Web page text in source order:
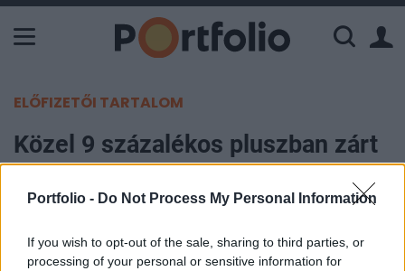
Portfolio - Do Not Process My Personal Information
If you wish to opt-out of the sale, sharing to third parties, or
processing of your personal or sensitive information for
ELŐFIZETŐI TARTALOM
Közel 9 százalékos pluszban zárt
az OTP
2022. március 03. 17:16